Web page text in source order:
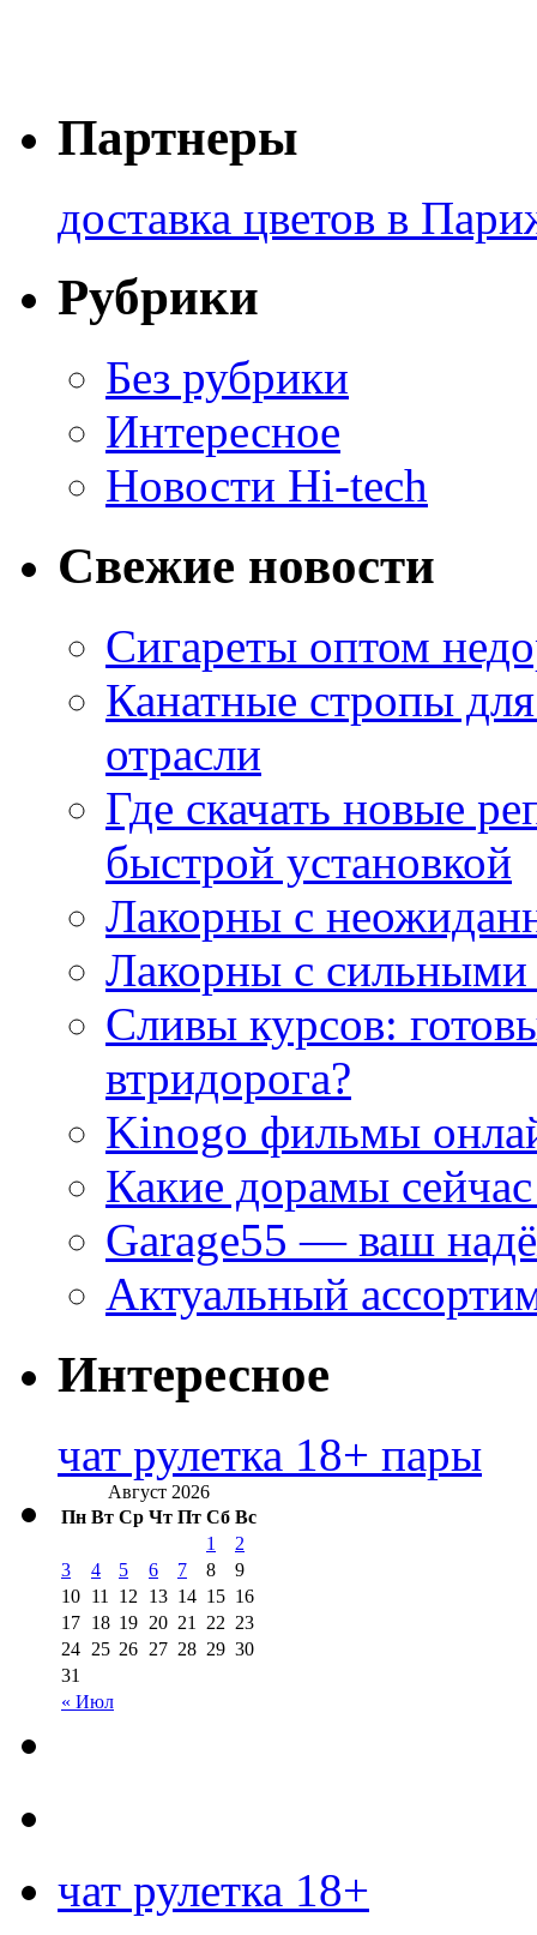
Партнеры
доставка цветов в
Рубрики
Без рубрики
Интересное
Новости Hi-tech
Свежие новости
Сигареты оптом
Канатные стропы
отрасли
Где скачать новые
быстрой установкой
Лакорны с
Лакорны с сильными
Сливы курсов:
втридорога?
Kinogo фильмы
Какие дорамы
Garage55 — ваш
Актуальный
Интересное
чат рулетка 18+ пары
Август 2026
Пн Вт Ср Чт Пт Сб Вс
« Июл
1
2
3
4 5 6 7 8
9
10 11 12 13 14 15 16
17 18 19 20 21 22 23
24 25 26 27 28 29 30
31
чат рулетка 18+